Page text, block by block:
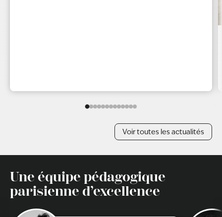
Voir toutes les actualités
Une équipe pédagogique
parisienne d’excellence